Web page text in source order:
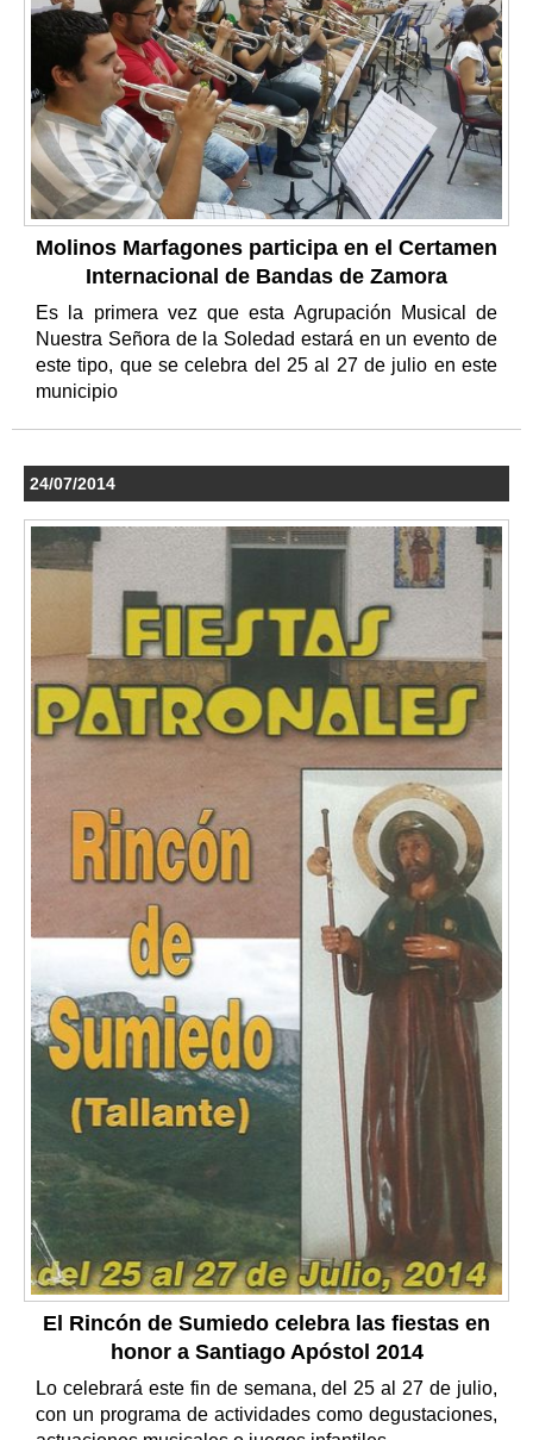
Molinos Marfagones participa en el Certamen
Internacional de Bandas de Zamora
Es la primera vez que esta Agrupación Musical de
Nuestra Señora de la Soledad estará en un evento de
este tipo, que se celebra del 25 al 27 de julio en este
municipio
24/07/2014
El Rincón de Sumiedo celebra las fiestas en
honor a Santiago Apóstol 2014
Lo celebrará este fin de semana, del 25 al 27 de julio,
con un programa de actividades como degustaciones,